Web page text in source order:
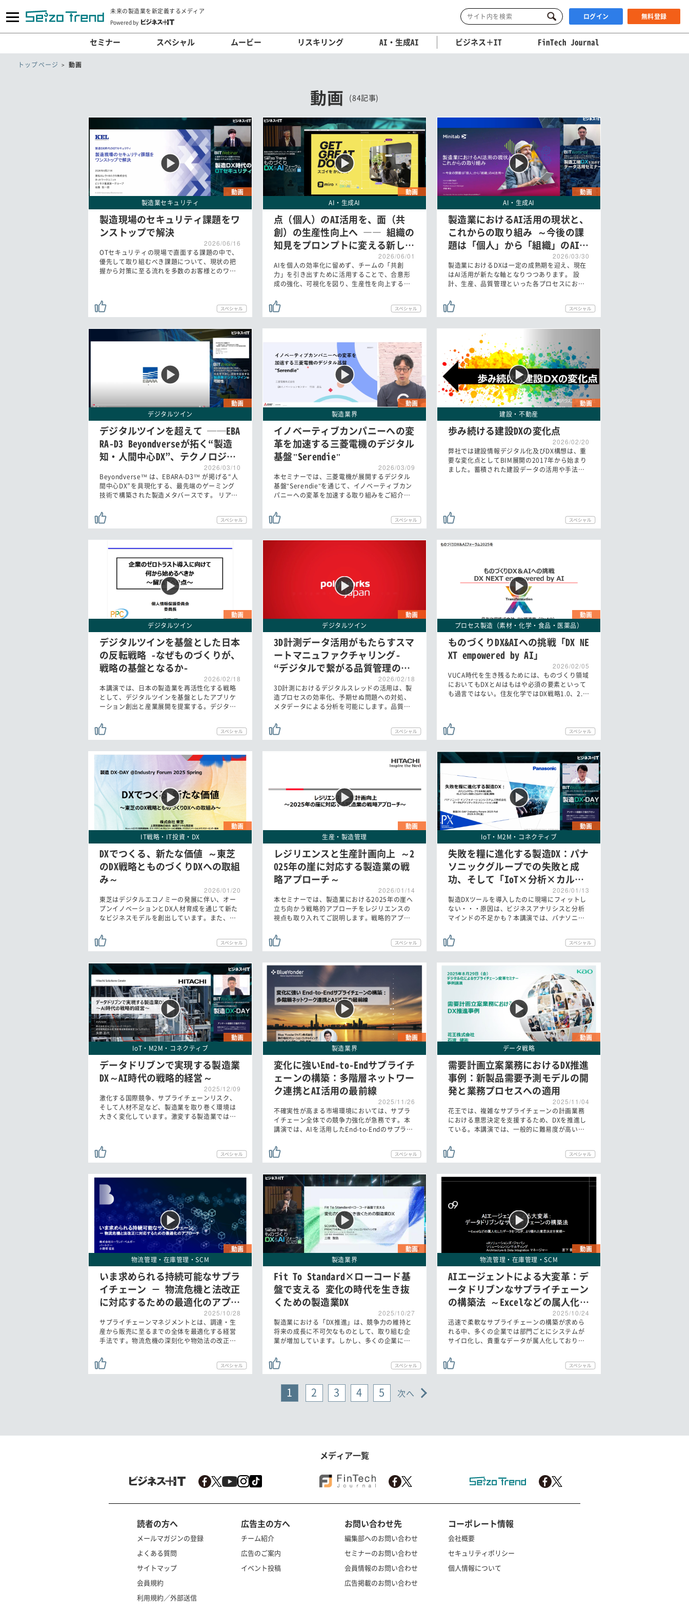
未来の製造業を新定義するメディア
Powered by
ログイン 無料登録
セミナー スペシャル ムービー リスキリング AI・生成AI ビジネス＋IT FinTech Journal
トップページ 動画
動画 (84記事)
動画
製造業セキュリティ
製造現場のセキュリティ課題をワ
ンストップで解決
2026/06/16
OTセキュリティの現場で直面する課題の中で、
優先して取り組むべき課題について、現状の把
握から対策に至る流れを多数のお客様とのワ…
動画
AI・生成AI
点（個人）のAI活用を、面（共
創）の生産性向上へ ―― 組織の
知見をプロンプトに変える新し…
2026/06/01
AIを個人の効率化に留めず、チームの「共創
力」を引き出すために活用することで、合意形
成の強化、可視化を図り、生産性を向上する…
動画
AI・生成AI
製造業におけるAI活用の現状と、
これからの取り組み ～今後の課
題は「個人」から「組織」のAI…
2026/03/30
製造業におけるDXは一定の成熟期を迎え、現在
はAI活用が新たな軸となりつつあります。 設
計、生産、品質管理といった各プロセスにお…
動画
デジタルツイン
デジタルツインを超えて ──EBA
RA-D3 Beyondverseが拓く“製造
知・人間中心DX”、テクノロジ…
2026/03/10
Beyondverse™ は、EBARA-D3™ が掲げる“人
間中心DX”を具現化する、最先端のゲーミング
技術で構築された製造メタバースです。 リア…
動画
製造業界
イノベーティブカンパニーへの変
革を加速する三菱電機のデジタル
基盤"Serendie"
2026/03/09
本セミナーでは、三菱電機が展開するデジタル
基盤"Serendie"を通じて、イノベーティブカン
パニーへの変革を加速する取り組みをご紹介…
動画
建設・不動産
歩み続ける建設DXの変化点
2026/02/20
弊社では建設情報デジタル化及びDX構想は、重
要な変化点としてBIM展開の2017年から始まり
ました。蓄積された建設データの活用や手法…
動画
デジタルツイン
デジタルツインを基盤とした日本
の反転戦略 -なぜものづくりが、
戦略の基盤となるか-
2026/02/18
本講演では、日本の製造業を再活性化する戦略
として、デジタルツインを基盤としたアプリケ
ーション創出と産業展開を提案する。デジタ…
動画
デジタルツイン
3D計測データ活用がもたらすスマ
ートマニュファクチャリング-
“デジタルで繋がる品質管理の…
2026/02/18
3D計測におけるデジタルスレッドの活用は、製
造プロセスの効率化、予期せぬ問題への対処、
メタデータによる分析を可能にします。品質…
動画
プロセス製造（素材・化学・食品・医薬品）
ものづくりDX&AIへの挑戦「DX NE
XT empowered by AI」
2026/02/05
VUCA時代を生き残るためには、ものづくり領域
においてもDXとAIはもはや必須の要素といって
も過言ではない。住友化学ではDX戦略1.0、2.…
動画
IT戦略・IT投資・DX
DXでつくる、新たな価値 ～東芝
のDX戦略とものづくりDXへの取組
み～
2026/01/20
東芝はデジタルエコノミーの発展に伴い、オー
プンイノベーションとDX人材育成を通じて新た
なビジネスモデルを創出しています。また、…
動画
生産・製造管理
レジリエンスと生産計画向上 ～2
025年の崖に対応する製造業の戦
略アプローチ～
2026/01/14
本セミナーでは、製造業における2025年の崖へ
立ち向かう戦略的アプローチをレジリエンスの
視点も取り入れてご説明します。戦略的アプ…
動画
IoT・M2M・コネクティブ
失敗を糧に進化する製造DX：パナ
ソニックグループでの失敗と成
功、そして「IoT×分析×カル…
2026/01/13
製造DXツールを導入したのに現場にフィットし
ない・・・原因は、ビジネスアナリシスと分析
マインドの不足かも？本講演では、パナソニ…
動画
IoT・M2M・コネクティブ
データドリブンで実現する製造業
DX～AI時代の戦略的経営～
2025/12/09
激化する国際競争、サプライチェーンリスク、
そして人材不足など、製造業を取り巻く環境は
大きく変化しています。激変する製造業では…
動画
製造業界
変化に強いEnd-to-Endサプライチ
ェーンの構築：多階層ネットワー
ク連携とAI活用の最前線
2025/11/26
不確実性が高まる市場環境においては、サプラ
イチェーン全体での競争力強化が急務です。本
講演では、AIを活用したEnd-to-Endのサプラ…
動画
データ戦略
需要計画立案業務におけるDX推進
事例：新製品需要予測モデルの開
発と業務プロセスへの適用
2025/11/04
花王では、複雑なサプライチェーンの計画業務
における意思決定を支援するため、DXを推進し
ている。本講演では、一般的に難易度が高い…
動画
物流管理・在庫管理・SCM
いま求められる持続可能なサプラ
イチェーン － 物流危機と法改正
に対応するための最適化のアプ…
2025/10/28
サプライチェーンマネジメントとは、調達・生
産から販売に至るまでの全体を最適化する経営
手法です。物流危機の深刻化や物効法の改正…
動画
製造業界
Fit To Standard×ローコード基
盤で支える 変化の時代を生き抜
くための製造業DX
2025/10/27
製造業における「DX推進」は、競争力の維持と
将来の成長に不可欠なものとして、取り組む企
業が増加しています。しかし、多くの企業に…
動画
物流管理・在庫管理・SCM
AIエージェントによる大変革：デ
ータドリブンなサプライチェーン
の構築法 ～Excelなどの属人化…
2025/10/24
迅速で柔軟なサプライチェーンの構築が求めら
れる中、多くの企業では部門ごとにシステムが
サイロ化し、貴重なデータが属人化しており…
1 2 3 4 5 次へ
メディア一覧
読者の方へ
メールマガジンの登録
よくある質問
サイトマップ
会員規約
利用規約／外部送信
広告主の方へ
チーム紹介
広告のご案内
イベント投稿
お問い合わせ先
編集部へのお問い合わせ
セミナーのお問い合わせ
会員情報のお問い合わせ
広告掲載のお問い合わせ
コーポレート情報
会社概要
セキュリティポリシー
個人情報について